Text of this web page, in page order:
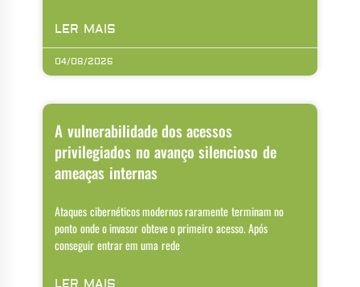
LER MAIS
04/08/2026
A vulnerabilidade dos acessos
privilegiados no avanço silencioso de
ameaças internas
Ataques cibernéticos modernos raramente terminam no
ponto onde o invasor obteve o primeiro acesso. Após
conseguir entrar em uma rede